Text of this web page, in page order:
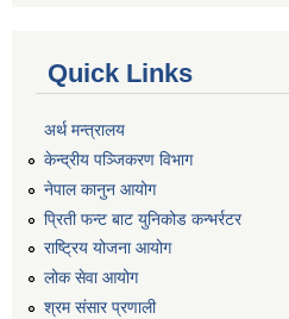
Quick Links
अर्थ मन्त्रालय
केन्द्रीय पञ्जिकरण विभाग
नेपाल कानुन आयोग
प्रिती फन्ट बाट युनिकोड कन्भर्रटर
राष्ट्रिय योजना आयोग
लोक सेवा आयोग
श्रम संसार प्रणाली